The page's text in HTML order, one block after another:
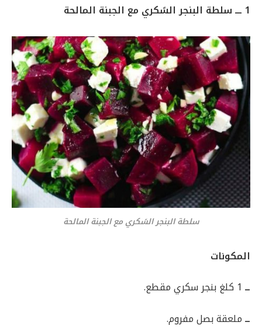
1 ـــ سلطة البنجر السًكري مع الجبنة المالحة
سلطة البنجر السًكري مع الجبنة المالحة
المكونات
ــ 1 كلغ بنجر سكري مقطع.
ــملعقة بصل مفروم.